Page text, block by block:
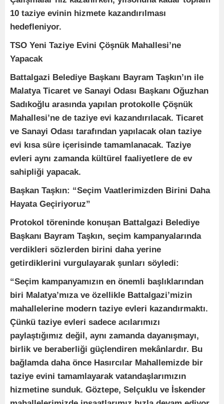
10 taziye evinin hizmete kazandırılması
hedefleniyor.
TSO Yeni Taziye Evini Çöşnük Mahallesi’ne
Yapacak
Battalgazi Belediye Başkanı Bayram Taşkın’ın ile
Malatya Ticaret ve Sanayi Odası Başkanı Oğuzhan
Sadıkoğlu arasında yapılan protokolle Çöşnük
Mahallesi’ne de taziye evi kazandırılacak. Ticaret
ve Sanayi Odası tarafından yapılacak olan taziye
evi kısa süre içerisinde tamamlanacak. Taziye
evleri aynı zamanda kültürel faaliyetlere de ev
sahipliği yapacak.
Başkan Taşkın: “Seçim Vaatlerimizden Birini Daha
Hayata Geçiriyoruz”
Protokol töreninde konuşan Battalgazi Belediye
Başkanı Bayram Taşkın, seçim kampanyalarında
verdikleri sözlerden birini daha yerine
getirdiklerini vurgulayarak şunları söyledi:
“Seçim kampanyamızın en önemli başlıklarından
biri Malatya’mıza ve özellikle Battalgazi’mizin
mahallelerine modern taziye evleri kazandırmaktı.
Çünkü taziye evleri sadece acılarımızı
paylaştığımız değil, aynı zamanda dayanışmayı,
birlik ve beraberliği güçlendiren mekânlardır. Bu
bağlamda daha önce Hasırcılar Mahallemizde bir
taziye evini tamamlayarak vatandaşlarımızın
hizmetine sunduk. Göztepe, Selçuklu ve İskender